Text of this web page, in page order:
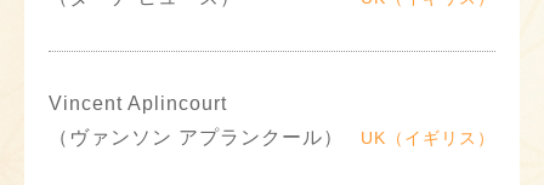
Vincent Aplincourt
（ヴァンソン アプランクール）
UK（イギリス）